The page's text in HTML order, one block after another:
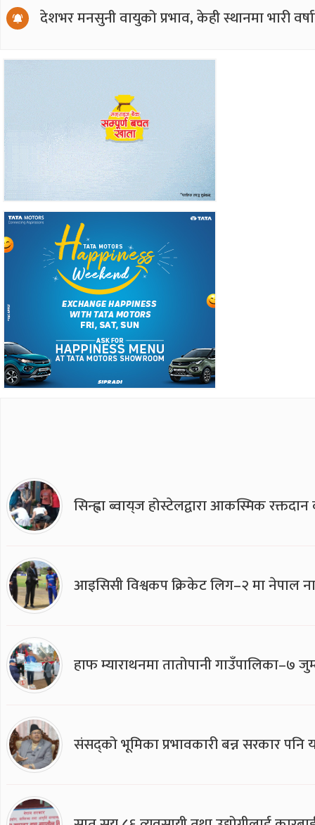
देशभर मनसुनी वायुको प्रभाव, केही स्थानमा भारी
सिन्ह्वा ब्वाय्‌ज होस्टेलद्वारा आकस्मिक
आइसिसी विश्वकप क्रिकेट लिग–२ मा नेपाल
हाफ म्याराथनमा तातोपानी गाउँपालिका–७
संसद्को भूमिका प्रभावकारी बन्न सरकार पनि